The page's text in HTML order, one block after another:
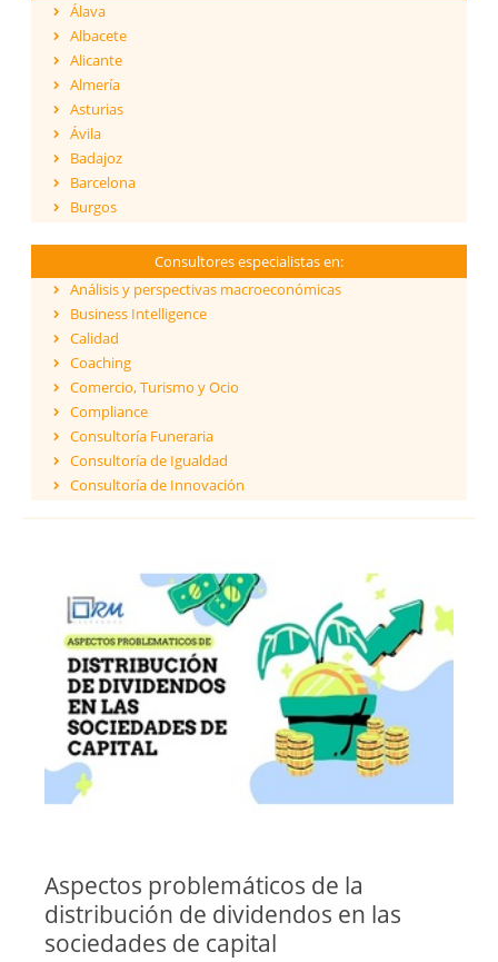
Álava
Albacete
Alicante
Almería
Asturias
Ávila
Badajoz
Barcelona
Burgos
Cantabria
Castellón
Ceuta
Ciudad Real
Córdoba
Cuenca
Girona
Granada
Guadalajara
Islas Baleares
Jaén
La Coruña
La Rioja
Las Palmas
León
Lleida
Lugo
Madrid
Málaga
Orense
Palencia
Pontevedra
Consultores especialistas en:
Análisis y perspectivas macroeconómicas
Business Intelligence
Calidad
Coaching
Comercio, Turismo y Ocio
Compliance
Consultoría Funeraria
Consultoría de Igualdad
Consultoría de Innovación
Financiación de proyectos internacionales
Finanzas empresariales
Formación
Franquicias
Fusiones y Adquisiciones
Gestión de riesgos y cumplimiento
Gestión del Conocimiento
Ingeniería, Proyectos y Obras
Internacionalización de la empresa
Licitaciones y Concursos Públicos
Optimización de costes y eficiencia
Prevención de Riesgos Laborales
Reestructuraciones Empresariales
Refinanciación de Deudas
Aspectos problemáticos de la
distribución de dividendos en las
sociedades de capital